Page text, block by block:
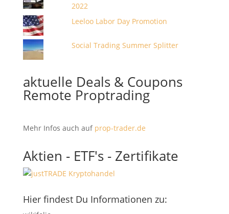
2022
Leeloo Labor Day Promotion
Social Trading Summer Splitter
aktuelle Deals & Coupons
Remote Proptrading
Mehr Infos auch auf prop-trader.de
Aktien - ETF's - Zertifikate
Hier findest Du Informationen zu: